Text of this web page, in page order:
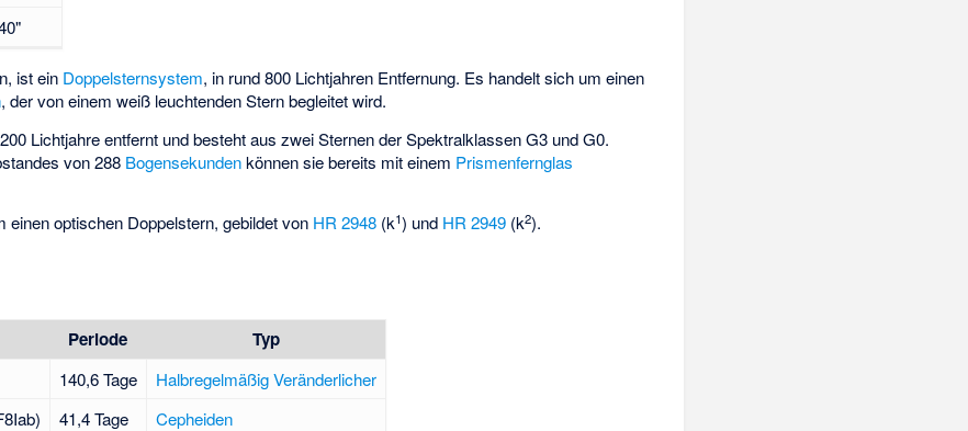
ist ein Doppelsternsystem, in rund 800 Lichtjahren Entfernung. Es handelt sich um einen
, der von einem weiß leuchtenden Stern begleitet wird.
Lichtjahre entfernt und besteht aus zwei Sternen der Spektralklassen G3 und G0.
von 288 Bogensekundenkönnen sie bereits mit einem Prismenfernglas
einen optischen Doppelstern, gebildet von HR 2948 (k1) und HR 2949 (k2).
Periode Typ
140,6 Tage
Halbregelmäßig Veränderlicher
41,4 Tage Cepheiden